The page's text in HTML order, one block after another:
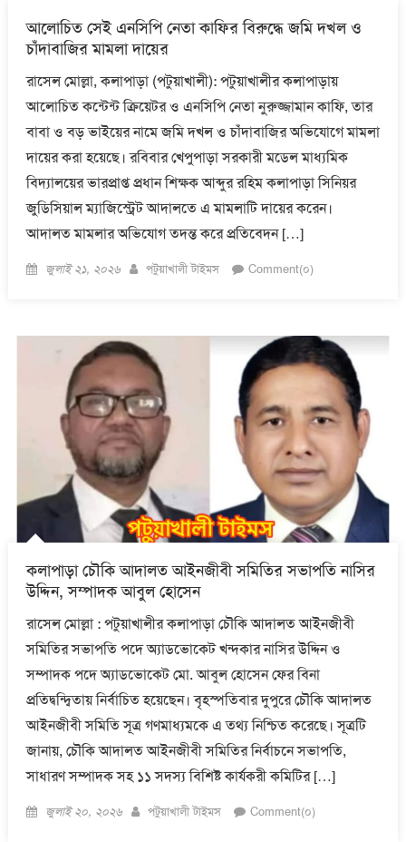
আলোচিত সেই এনসিপি নেতা কাফির বিরুদ্ধে জমি দখল ও
চাঁদাবাজির মামলা দায়ের
রাসেল মোল্লা, কলাপাড়া (পটুয়াখালী): পটুয়াখালীর কলাপাড়ায়
আলোচিত কন্টেন্ট ক্রিয়েটর ও এনসিপি নেতা নুরুজ্জামান কাফি, তার
বাবা ও বড় ভাইয়ের নামে জমি দখল ও চাঁদাবাজির অভিযোগে মামলা
দায়ের করা হয়েছে। রবিবার খেপুপাড়া সরকারী মডেল মাধ্যমিক
বিদ্যালয়ের ভারপ্রাপ্ত প্রধান শিক্ষক আব্দুর রহিম কলাপাড়া সিনিয়র
জুডিসিয়াল ম্যাজিস্ট্রেট আদালতে এ মামলাটি দায়ের করেন।
আদালত মামলার অভিযোগ তদন্ত করে প্রতিবেদন […]
Posted
জুলাই ২১, ২০২৬ Author
পটুয়াখালী টাইমস Comment(০)
কলাপাড়া চৌকি আদালত আইনজীবী সমিতির সভাপতি নাসির
উদ্দিন, সম্পাদক আবুল হোসেন
রাসেল মোল্লা : পটুয়াখালীর কলাপাড়া চৌকি আদালত আইনজীবী
সমিতির সভাপতি পদে অ্যাডভোকেট খন্দকার নাসির উদ্দিন ও
সম্পাদক পদে অ্যাডভোকেট মো. আবুল হোসেন ফের বিনা
প্রতিদ্বন্দ্বিতায় নির্বাচিত হয়েছেন। বৃহস্পতিবার দুপুরে চৌকি আদালত
আইনজীবী সমিতি সূত্র গণমাধ্যমকে এ তথ্য নিশ্চিত করেছে। সূত্রটি
জানায়, চৌকি আদালত আইনজীবী সমিতির নির্বাচনে সভাপতি,
সাধারণ সম্পাদক সহ ১১ সদস্য বিশিষ্ট কার্যকরী কমিটির […]
Posted
জুলাই ২০, ২০২৬ Author
পটুয়াখালী টাইমস Comment(০)